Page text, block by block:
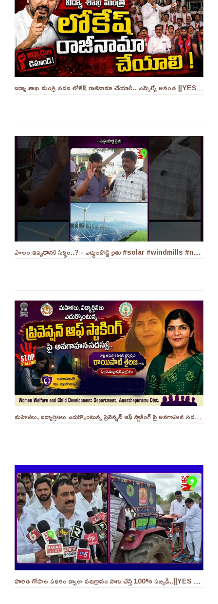
విద్యా శాఖ మంత్రి పదవి లోకేష్ రాజీనామా చేయాలీ.. ఎమ్మెల్యే అనంత ||YES 9TV
పొలం ఇవ్వడానికి సిద్ధం..? - ఎద్దులదొడ్డి రైతు #solar #windmills #naralokesh #solarenergy
మహిళలు, విద్యార్తినిలు ఎదుర్కొంటున్న ప్రివెన్షన్ ఆఫ్ స్టాకింగ్ పై అవగాహన సదస్సు.. - ||YES 9TV
హరిత గోపాల పథకం ద్వారా పశుగ్రాసం సాగు చేస్తే 100% సబ్సిడీ..||YES 9TV